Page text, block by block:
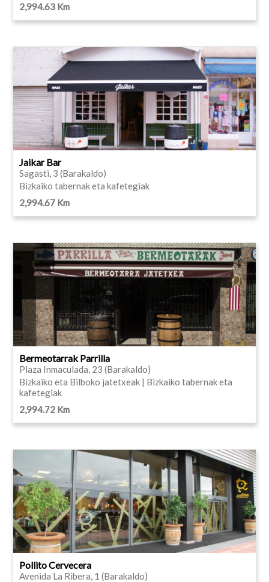
2,994.63 Km
Jaikar Bar
Sagasti, 3 (Barakaldo)
Bizkaiko tabernak eta kafetegiak
2,994.67 Km
Bermeotarrak Parrilla
Plaza Inmaculada, 23 (Barakaldo)
Bizkaiko eta Bilboko jatetxeak | Bizkaiko tabernak eta
kafetegiak
2,994.72 Km
Pollito Cervecera
Avenida La Ribera, 1 (Barakaldo)